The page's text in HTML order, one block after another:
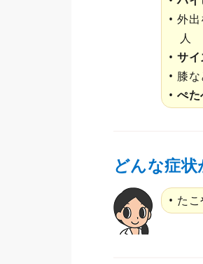
外
人
サ
膝な
ぺた
どんな症状
た